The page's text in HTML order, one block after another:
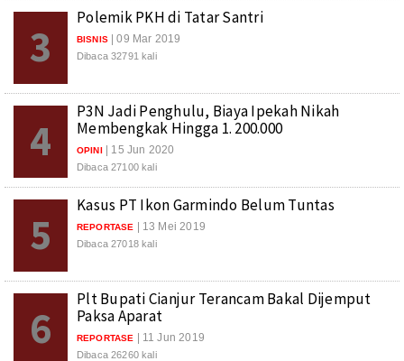
3
Polemik PKH di Tatar Santri
BISNIS | 09 Mar 2019
Dibaca 32791 kali
4
P3N Jadi Penghulu, Biaya Ipekah Nikah
Membengkak Hingga 1. 200.000
OPINI | 15 Jun 2020
Dibaca 27100 kali
5
Kasus PT Ikon Garmindo Belum Tuntas
REPORTASE | 13 Mei 2019
Dibaca 27018 kali
6
Plt Bupati Cianjur Terancam Bakal Dijemput
Paksa Aparat
REPORTASE | 11 Jun 2019
Dibaca 26260 kali